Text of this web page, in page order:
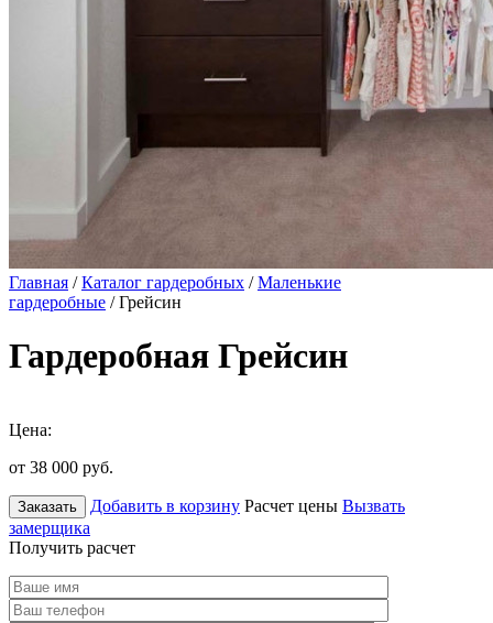
Главная /Каталог гардеробных /Маленькие
гардеробные / Грейсин
Гардеробная Грейсин
Цена:
от 38 000 руб.
Заказать Добавить в корзину Расчет цены Вызвать
замерщика
Получить расчет